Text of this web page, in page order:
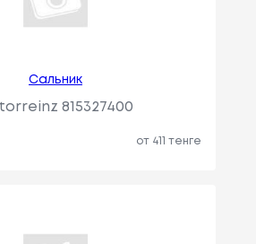
Сальник
815327400
от 411 тенге